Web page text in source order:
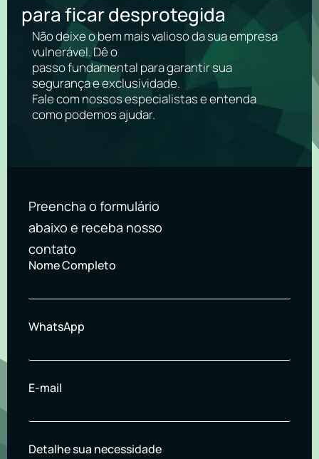
para ficar desprotegida
Não deixe o bem mais valioso da sua empresa
vulnerável. Dê o
passo fundamental para garantir sua
segurança e exclusividade.
Fale com nossos especialistas e entenda
como podemos ajudar.
Preencha o formulário
abaixo e receba nosso
contato
Nome Completo
WhatsApp
E-mail
Detalhe sua necessidade